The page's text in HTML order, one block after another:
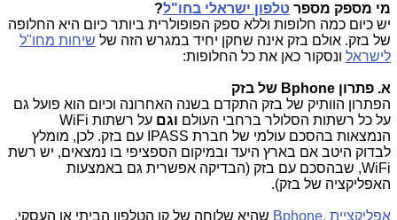
מי מספק מספר טלפון ישראלי בחו"ל?
יש כיום כמה חלופות וללא ספק הפופולרית ביותר כיום היא החלופה
של בזק. אולם בזק אינה שחקן יחיד במגרש הזה של שיחות מחו"ל
לישראל ונסקור כאן את כל החלופות:
א. פתרון Bphone של בזק
הפתרון הוותיק של בזק התקדם בשנה האחרונה וכיום הוא פועל גם
על כל רשתות הסלולר ברחבי העולם וגם על רשתות WiFi
הנמצאות בהסכם עולמי של חברת IPASS עם בזק. לכן, מומלץ
לבדוק היטב אם בארץ היעד ובמיקום הספציפי בו נמצאים, יש רשת
,WiFi שבהסכם עם בזק (הבדיקה אפשרית גם באמצעות
האפליקציה של בזק).
אפליקציית ,
Bphone שהיא שלוחה של קו הטלפון הביתי או העסקי,